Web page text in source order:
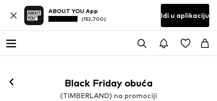
ABOUT YOU App
(152.700) Idi u aplikaciju
Black Friday obuća
(TIMBERLAND) na promociji